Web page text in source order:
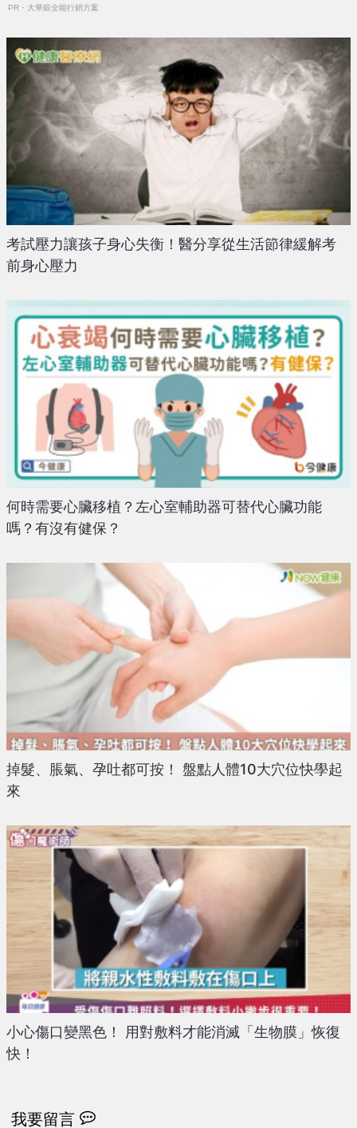
PR・大華銀全能行銷方案
考試壓力讓孩子身心失衡！醫分享從生活節律緩解考
前身心壓力
何時需要心臟移植？左心室輔助器可替代心臟功能
嗎？有沒有健保？
掉髮、脹氣、孕吐都可按！ 盤點人體10大穴位快學起
來
小心傷口變黑色！ 用對敷料才能消滅「生物膜」恢復
快！
我要留言